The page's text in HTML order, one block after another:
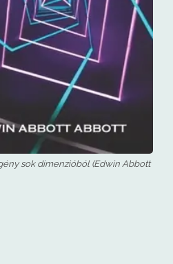
sok dimenzióból (Edwin Abbott